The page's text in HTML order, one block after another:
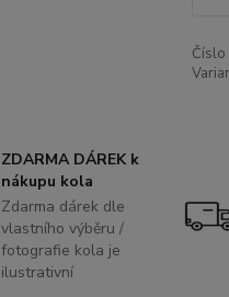
Číslo
ZDARMA DÁREK k
nákupu kola
Zdarma dárek dle
vlastního výběru /
fotografie kola je
ilustrativní